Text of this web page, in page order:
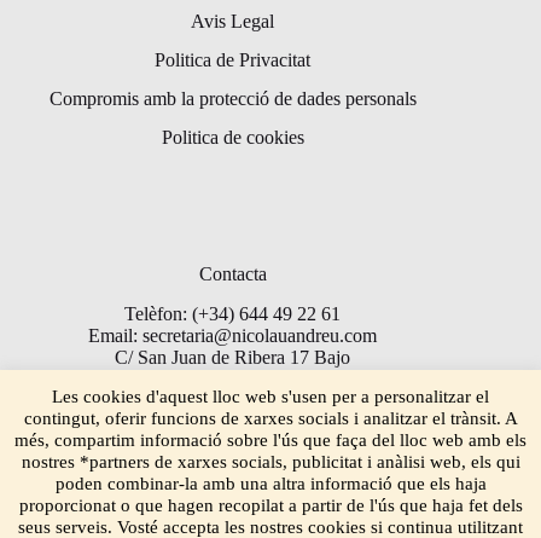
Avis Legal
Politica de Privacitat
Compromis amb la protecció de dades personals
Politica de cookies
Contacta
Telèfon: (+34) 644 49 22 61
Email: secretaria@nicolauandreu.com
C/ San Juan de Ribera 17 Bajo
Les cookies d'aquest lloc web s'usen per a personalitzar el
contingut, oferir funcions de xarxes socials i analitzar el trànsit. A
més, compartim informació sobre l'ús que faça del lloc web amb els
nostres *partners de xarxes socials, publicitat i anàlisi web, els qui
poden combinar-la amb una altra informació que els haja
proporcionat o que hagen recopilat a partir de l'ús que haja fet dels
seus serveis. Vosté accepta les nostres cookies si continua utilitzant